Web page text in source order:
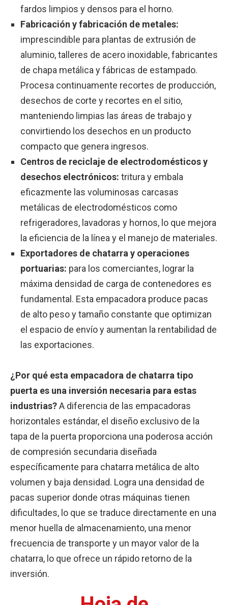
fardos limpios y densos para el horno.
Fabricación y fabricación de metales:
imprescindible para plantas de extrusión de
aluminio, talleres de acero inoxidable, fabricantes
de chapa metálica y fábricas de estampado.
Procesa continuamente recortes de producción,
desechos de corte y recortes en el sitio,
manteniendo limpias las áreas de trabajo y
convirtiendo los desechos en un producto
compacto que genera ingresos.
Centros de reciclaje de electrodomésticos y
desechos electrónicos: tritura y embala
eficazmente las voluminosas carcasas
metálicas de electrodomésticos como
refrigeradores, lavadoras y hornos, lo que mejora
la eficiencia de la línea y el manejo de materiales.
Exportadores de chatarra y operaciones
portuarias: para los comerciantes, lograr la
máxima densidad de carga de contenedores es
fundamental. Esta empacadora produce pacas
de alto peso y tamaño constante que optimizan
el espacio de envío y aumentan la rentabilidad de
las exportaciones.
¿Por qué esta empacadora de chatarra tipo
puerta es una inversión necesaria para estas
industrias?A diferencia de las empacadoras
horizontales estándar, el diseño exclusivo de la
tapa de la puerta proporciona una poderosa acción
de compresión secundaria diseñada
específicamente para chatarra metálica de alto
volumen y baja densidad. Logra una densidad de
pacas superior donde otras máquinas tienen
dificultades, lo que se traduce directamente en una
menor huella de almacenamiento, una menor
frecuencia de transporte y un mayor valor de la
chatarra, lo que ofrece un rápido retorno de la
inversión.